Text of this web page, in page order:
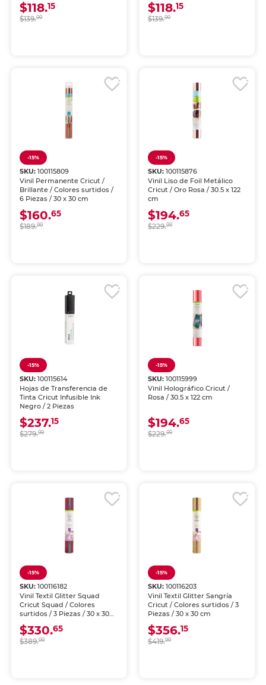
$118.15
$139.00
$118.15
$139.00
-15%
SKU:100115809
Vinil Permanente Cricut /
Brillante / Colores surtidos /
6 Piezas / 30 x 30 cm
$160.65
$189.00
-15%
SKU: 100115876
Vinil Liso de Foil Metálico
Cricut / Oro Rosa / 30.5 x 122
cm
$194.65
$229.00
-15%
SKU:100115614
Hojas de Transferencia de
Tinta Cricut Infusible Ink
Negro / 2 Piezas
$237.15
$279.00
-15%
SKU: 100115999
Vinil Holográfico Cricut /
Rosa / 30.5 x 122 cm
$194.65
$229.00
-15%
SKU:100116182
Vinil Textil Glitter Squad
Cricut Squad / Colores
surtidos / 3 Piezas / 30 x 30
cm
$330.65
$389.00
-15%
SKU: 100116203
Vinil Textil Glitter Sangría
Cricut / Colores surtidos / 3
Piezas / 30 x 30 cm
$356.15
$419.00